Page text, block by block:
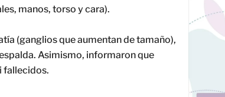
manos, torso y cara).
(ganglios que aumentan de tamaño),
Asimismo, informaron que
fallecidos.